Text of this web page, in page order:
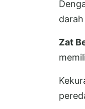
Zat